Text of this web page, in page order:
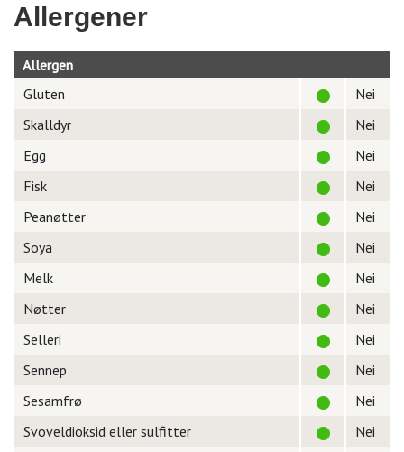
Allergener
Allergen
Gluten
Nei
Skalldyr
Nei
Egg
Nei
Fisk
Nei
Peanøtter
Nei
Soya
Nei
Melk
Nei
Nøtter
Nei
Selleri
Nei
Sennep
Nei
Sesamfrø
Nei
Svoveldioksid eller sulfitter
Nei